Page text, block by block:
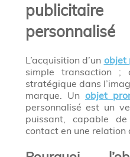
personnalisé
L’acquisition d’un objet
simple transaction ;
stratégique dans
marque. Un objet
personnalisé est un
puissant, capable
contact en une relation